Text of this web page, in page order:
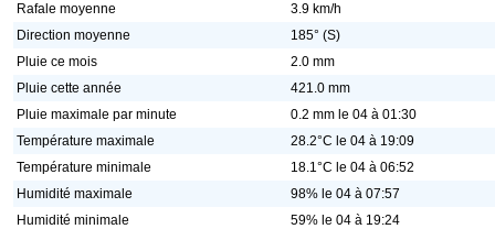
Rafale moyenne
3.9 km/h
Direction moyenne
185° (S)
Pluie ce mois
2.0 mm
Pluie cette année
421.0 mm
Pluie maximale par minute
0.2 mm le 04 à 01:30
Température maximale
28.2°C le 04 à 19:09
Température minimale
18.1°C le 04 à 06:52
Humidité maximale
98% le 04 à 07:57
Humidité minimale
59% le 04 à 19:24